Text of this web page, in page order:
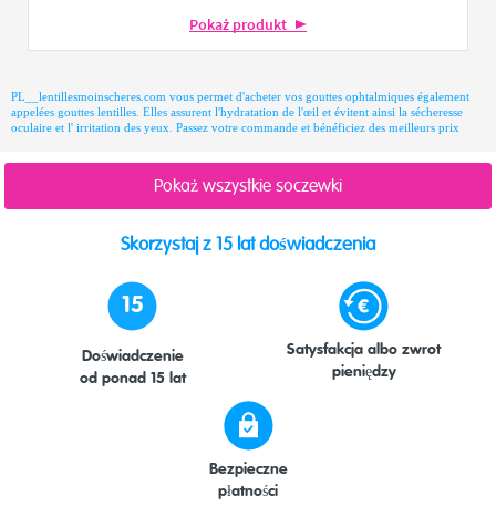
Pokaż produkt
PL__lentillesmoinscheres.com vous permet d'acheter vos gouttes ophtalmiques également
appelées gouttes lentilles. Elles assurent l'hydratation de l'œil et évitent ainsi la sécheresse
oculaire et l' irritation des yeux. Passez votre commande et bénéficiez des meilleurs prix
Pokaż wszystkie soczewki
Skorzystaj z 15 lat doświadczenia
15
Doświadczenie
od ponad 15 lat
Bezpieczne
płatności
Satysfakcja albo zwrot
pieniędzy